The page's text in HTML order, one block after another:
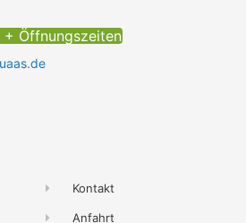
+ Öffnungszeiten
Kontakt
Anfahrt